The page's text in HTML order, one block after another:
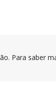
Para saber